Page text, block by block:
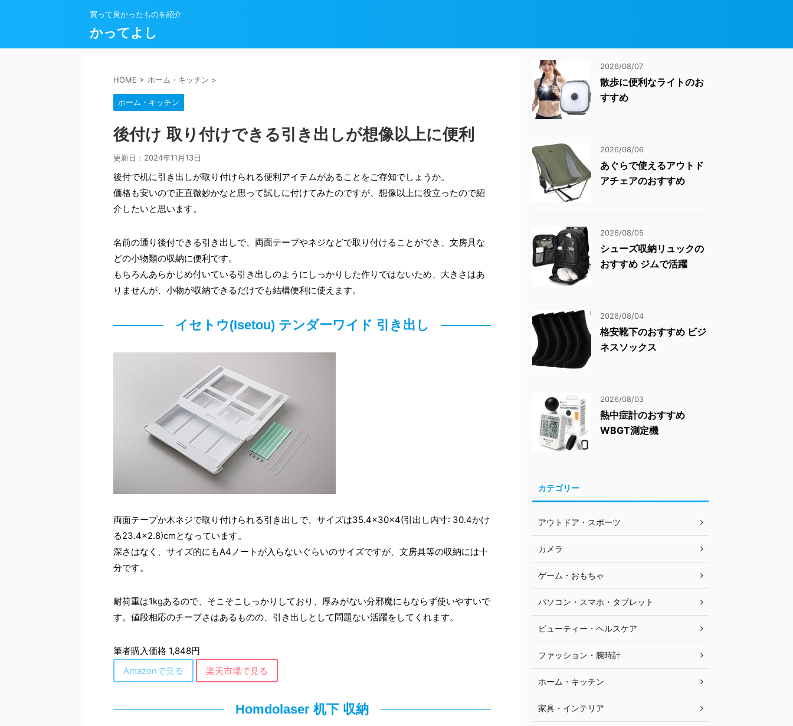
買って良かったものを紹介
かってよし
HOME > ホーム・キッチン >
ホーム・キッチン
後付け 取り付けできる引き出しが想像以上に便利
更新日： 2024年11月13日
後付で机に引き出しが取り付けられる便利アイテムがあることをご存知でしょうか。
価格も安いので正直微妙かなと思って試しに付けてみたのですが、想像以上に役立ったので紹
介したいと思います。
名前の通り後付できる引き出しで、両面テープやネジなどで取り付けることができ、文房具な
どの小物類の収納に便利です。
もちろんあらかじめ付いている引き出しのようにしっかりした作りではないため、大きさはあ
りませんが、小物が収納できるだけでも結構便利に使えます。
イセトウ(Isetou) テンダーワイド 引き出し
両面テープか木ネジで取り付けられる引き出しで、サイズは35.4×30×4(引出し内寸: 30.4かけ
る23.4×2.8)cmとなっています。
深さはなく、サイズ的にもA4ノートが入らないぐらいのサイズですが、文房具等の収納には十
分です。
耐荷重は1kgあるので、そこそこしっかりしており、厚みがない分邪魔にもならず使いやすいで
す。値段相応のチープさはあるものの、引き出しとして問題ない活躍をしてくれます。
筆者購入価格 1,848円
Amazonで見る
楽天市場で見る
Homdolaser 机下 収納
2026/08/07
散歩に便利なライトのお
すすめ
2026/08/06
あぐらで使えるアウトド
アチェアのおすすめ
2026/08/05
シューズ収納リュックの
おすすめ ジムで活躍
2026/08/04
格安靴下のおすすめ ビジ
ネスソックス
2026/08/03
熱中症計のおすすめ
WBGT測定機
カテゴリー
アウトドア・スポーツ
カメラ
ゲーム・おもちゃ
パソコン・スマホ・タブレット
ビューティー・ヘルスケア
ファッション・腕時計
ホーム・キッチン
家具・インテリア